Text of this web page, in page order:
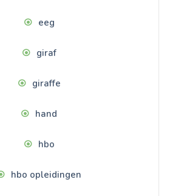
eeg
giraf
giraffe
hand
hbo
hbo opleidingen